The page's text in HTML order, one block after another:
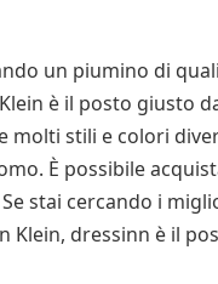
un piumino di
è il posto giusto
molti stili e colori
È possibile
stai cercando i
Klein, dressinn è il